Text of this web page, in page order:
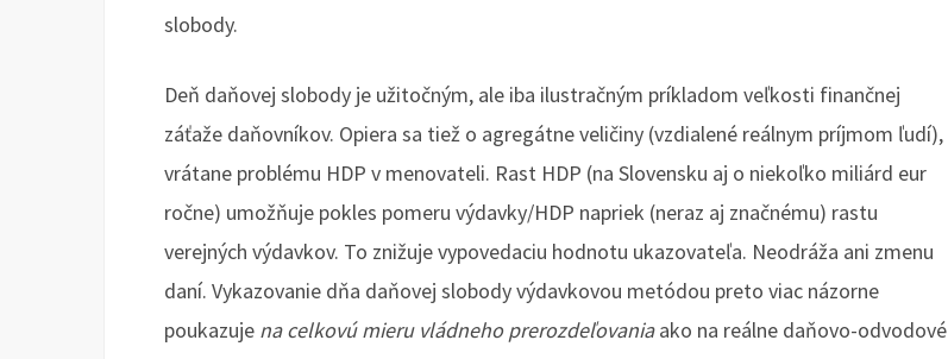
slobody.
Deň daňovej slobody je užitočným, ale iba ilustračným príkladom veľkosti finančnej
záťaže daňovníkov. Opiera sa tiež o agregátne veličiny (vzdialené reálnym príjmom ľudí),
vrátane problému HDP v menovateli. Rast HDP (na Slovensku aj o niekoľko miliárd eur
ročne) umožňuje pokles pomeru výdavky/HDP napriek (neraz aj značnému) rastu
verejných výdavkov. To znižuje vypovedaciu hodnotu ukazovateľa. Neodráža ani zmenu
daní. Vykazovanie dňa daňovej slobody výdavkovou metódou preto viac názorne
poukazuje na celkovú mieru vládneho prerozdeľovaniaako na reálne daňovo-odvodové